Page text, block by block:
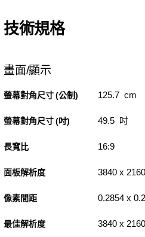
技術規格
畫面/顯示
螢幕對角尺寸 (公制) 125.7 cm
螢幕對角尺寸 (吋) 49.5 吋
長寬比 16:9
面板解析度 3840 x 2160
像素間距 0.2854 x
最佳解析度 3840 x